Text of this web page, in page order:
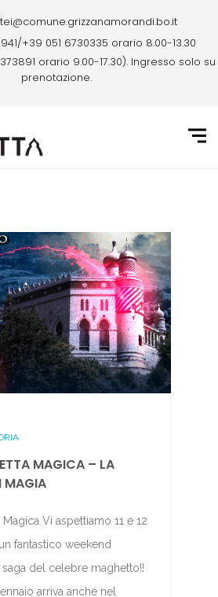
+39 051 6730335 orario 8.00-13.30
orario 9.00-17.30). Ingresso solo su
prenotazione.
MAGICA – LA
MAGIA
Vi aspettiamo 11 e 12
fantastico weekend
del celebre maghetto!!
arriva anche nel